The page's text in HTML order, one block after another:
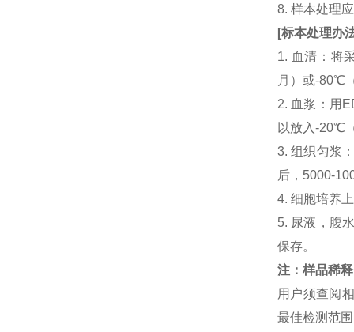
8. 样本处理
[标本处理办
1. 血清：将
月）或-80℃
2. 血浆：用
以放入-20℃
3. 组织匀浆
后，5000-
4. 细胞培养
5. 尿液，腹
保存。
注：样品稀
用户须查阅
最佳检测范